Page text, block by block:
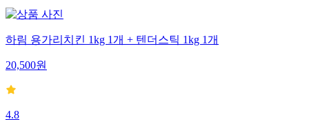
하림 용가리치킨 1kg 1개 + 텐더스틱 1kg 1개
20,500원
4.8